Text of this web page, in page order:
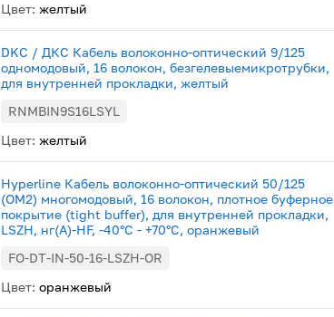
Цвет: желтый
DKC / ДКС Кабель волоконно-оптический 9/125
одномодовый, 16 волокон, безгелевыемикротрубки,
для внутренней прокладки, желтый
RNMBIN9S16LSYL
Цвет: желтый
Hyperline Кабель волоконно-оптический 50/125
(OM2) многомодовый, 16 волокон, плотное буферное
покрытие (tight buffer), для внутренней прокладки,
LSZH, нг(А)-HF, -40°C - +70°C, оранжевый
FO-DT-IN-50-16-LSZH-OR
Цвет: оранжевый